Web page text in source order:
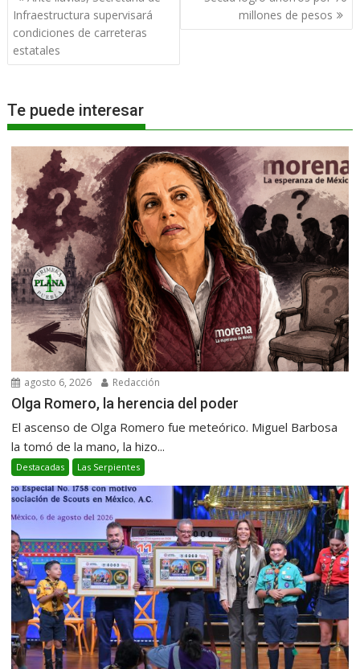
de
entradas
Infraestructura supervisará
condiciones de carreteras
estatales
millones de pesos
Te puede interesar
agosto 6, 2026 Redacción
Olga Romero, la herencia del poder
El ascenso de Olga Romero fue meteórico. Miguel Barbosa
la tomó de la mano, la hizo...
Destacadas Las Serpientes